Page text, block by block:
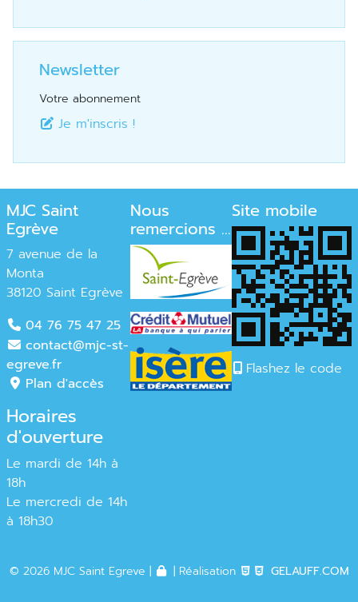
Newsletter
Votre abonnement
Je m'inscris !
MJC Saint
Egrève
7 avenue de la
Monta
38120 Saint Egrève
04 76 75 47 25
contact@mjc-st-
egreve.fr
Plan d'accès
Horaires
d'ouverture
Le mardi de 14h à
18h
Le mercredi de 14h
à 18h30
Nous
remercions ...
Site mobile
Flashez le code
© 2026 MJC Saint Egreve | | Réalisation GELAUFF.COM